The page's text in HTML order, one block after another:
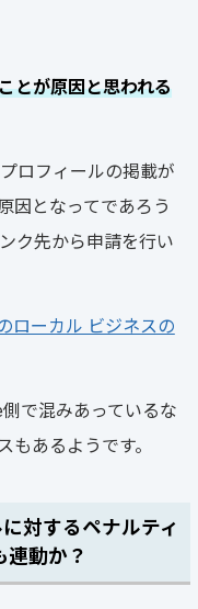
とが原因と思われる
ロフィールの掲載が
因となってであろう
ク先から申請を行い
ローカル ビジネスの
で混みあっているな
もあるようです。
対するペナルティ
動か？